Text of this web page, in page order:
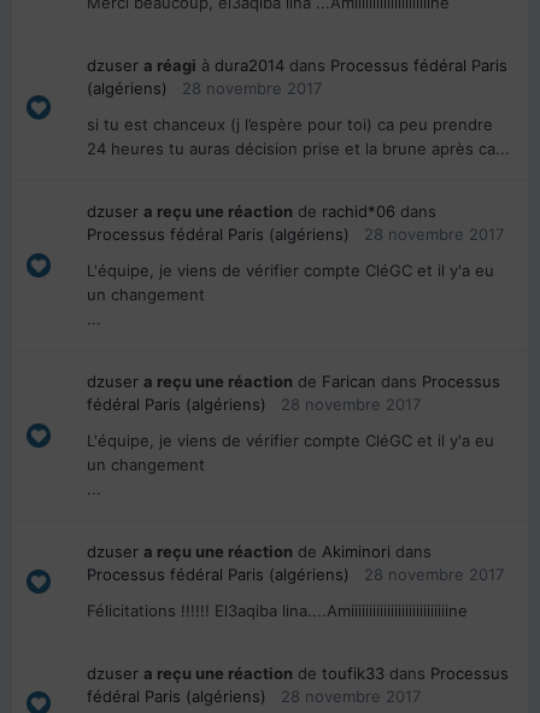
dzuser a réagi à dura2014 dans Processus fédéral Paris
(algériens)
28 novembre 2017
si tu est chanceux (j l’espère pour toi) ca peu prendre
24 heures tu auras décision prise et la brune après ca...
dzuser a reçu une réaction de rachid*06 dans
Processus fédéral Paris (algériens)
28 novembre 2017
L'équipe, je viens de vérifier compte CléGC et il y'a eu
un changement
...
dzuser a reçu une réaction de Farican dans Processus
fédéral Paris (algériens)
28 novembre 2017
L'équipe, je viens de vérifier compte CléGC et il y'a eu
un changement
...
dzuser a reçu une réaction de Akiminori dans
Processus fédéral Paris (algériens)
28 novembre 2017
Félicitations !!!!!! El3aqiba lina....Amiiiiiiiiiiiiiiiiiiiiiiiiiiine
dzuser a reçu une réaction de toufik33 dans Processus
fédéral Paris (algériens)
28 novembre 2017